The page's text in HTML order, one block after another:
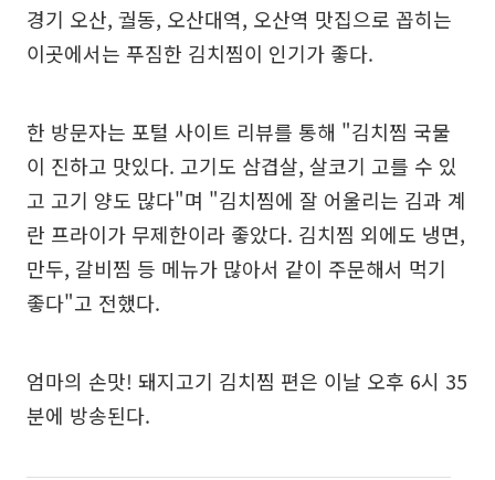
경기 오산, 궐동, 오산대역, 오산역 맛집으로 꼽히는
이곳에서는 푸짐한 김치찜이 인기가 좋다.
한 방문자는 포털 사이트 리뷰를 통해 "김치찜 국물
이 진하고 맛있다. 고기도 삼겹살, 살코기 고를 수 있
고 고기 양도 많다"며 "김치찜에 잘 어울리는 김과 계
란 프라이가 무제한이라 좋았다. 김치찜 외에도 냉면,
만두, 갈비찜 등 메뉴가 많아서 같이 주문해서 먹기
좋다"고 전했다.
엄마의 손맛! 돼지고기 김치찜 편은 이날 오후 6시 35
분에 방송된다.